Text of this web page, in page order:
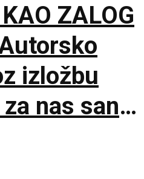
ZALOG
izložbu
nas san“